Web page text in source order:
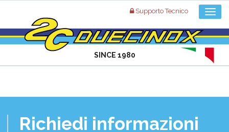
Supporto Tecnico
SINCE 1980
Richiedi informazioni